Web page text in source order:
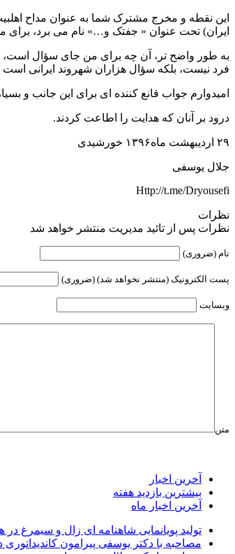
این نقطه و مخرج مشترک شما به عنوان مداح
ایران) تحت عنوان « جفتک و…» نام می برد، برای
به طور واضح تر، آن چه برای من جای سؤال است،
فرد نیست، بلکه سؤال هزاران شهروند ایرانی
امیدوارم جواب قانع کننده ای برای این جانب و
درود بر آنان که هدایت را اطاعت کردند.
۲۹ اردیبهشت ماه۱۳۹۶ خورشیدی
جلال یوسفی
Http://t.me/Dryousefi
نظرات
نظرات پس از تائید مدیریت منتشر خواهد شد
نام (ضروری)
پست الکترونیک (منتشر نخواهد شد) (ضروری)
وبسایت
متن
آخرین اخبار
بیشترین بازدید هفته
آخرین اخبار ماه
تولید پویانمایی شاهنامه ای زال و سیمرغ
مصاحبه با دکتر یوسفی پیرامون